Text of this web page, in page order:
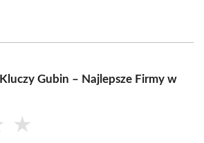
Gubin – Najlepsze Firmy w
★